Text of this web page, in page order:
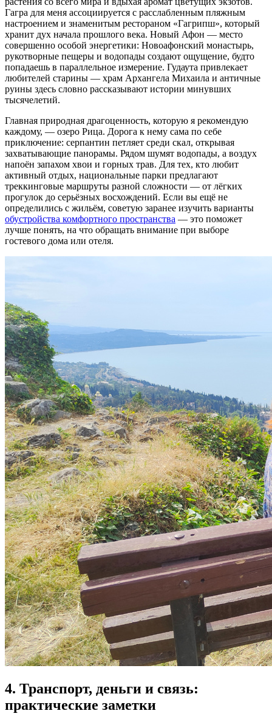
Гагра для меня ассоциируется с расслабленным пляжным
настроением и знаменитым рестораном «Гагрипш», который
хранит дух начала прошлого века. Новый Афон — место
совершенно особой энергетики: Новоафонский монастырь,
рукотворные пещеры и водопады создают ощущение, будто
попадаешь в параллельное измерение. Гудаута привлекает
любителей старины — храм Архангела Михаила и античные
руины здесь словно рассказывают истории минувших
тысячелетий.
Главная природная драгоценность, которую я рекомендую
каждому, — озеро Рица. Дорога к нему сама по себе
приключение: серпантин петляет среди скал, открывая
захватывающие панорамы. Рядом шумят водопады, а воздух
напоён запахом хвои и горных трав. Для тех, кто любит
активный отдых, национальные парки предлагают
треккинговые маршруты разной сложности — от лёгких
прогулок до серьёзных восхождений. Если вы ещё не
определились с жильём, советую заранее изучить варианты
обустройства комфортного пространства — это поможет
лучше понять, на что обращать внимание при выборе
гостевого дома или отеля.
4. Транспорт, деньги и связь:
практические заметки